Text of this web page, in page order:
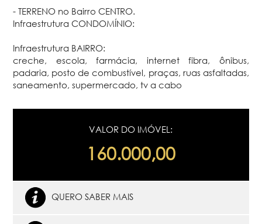
- TERRENO no Bairro CENTRO.
Infraestrutura CONDOMÍNIO:
Infraestrutura BAIRRO:
creche, escola, farmácia, internet fibra, ônibus,
padaria, posto de combustível, praças, ruas asfaltadas,
saneamento, supermercado, tv a cabo
VALOR DO IMÓVEL:
160.000,00
QUERO SABER MAIS